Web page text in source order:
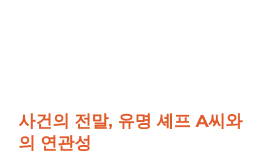
사건의 전말, 유명 셰프 A씨와
의 연관성